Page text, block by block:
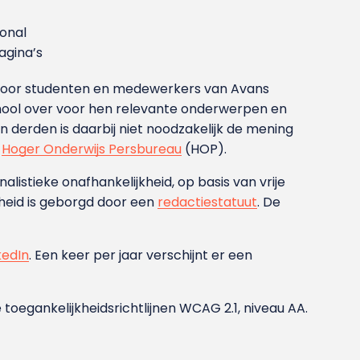
studenten en medewerkers van Avans
over voor hen relevante onderwerpen en
is daarbij niet noodzakelijk de mening
Hoger Onderwijs Persbureau (HOP).
onafhankelijkheid, op basis van vrije
is geborgd door een redactiestatuut. De
. Een keer per jaar verschijnt er een
WCAG 2.1, niveau AA.